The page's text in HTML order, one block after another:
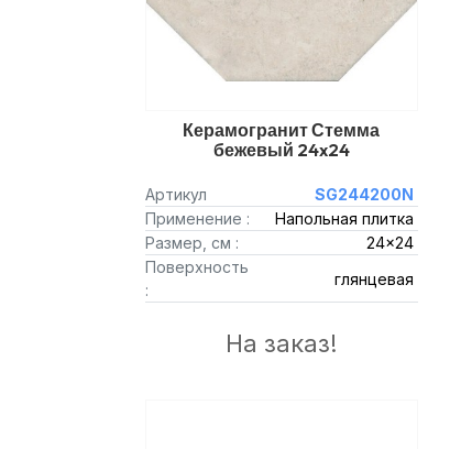
Керамогранит Стемма
бежевый 24x24
Артикул
SG244200N
Применение :
Напольная плитка
Размер, см :
24x24
Поверхность
:
глянцевая
На заказ!